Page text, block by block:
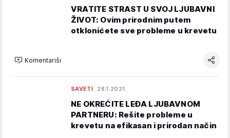
VRATITE STRAST U SVOJ LJUBAVNI
ŽIVOT: Ovim prirodnim putem
otklonićete sve probleme u krevetu
Komentariši
SAVETI 28.1.2021.
NE OKREĆITE LEĐA LJUBAVNOM
PARTNERU: Rešite probleme u
krevetu na efikasan i prirodan način